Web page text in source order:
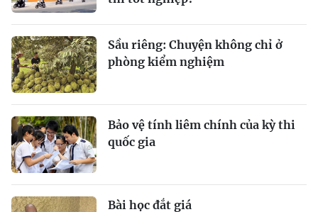
Sầu riêng: Chuyện không chỉ ở
phòng kiểm nghiệm
Bảo vệ tính liêm chính của kỳ thi
quốc gia
Bài học đắt giá